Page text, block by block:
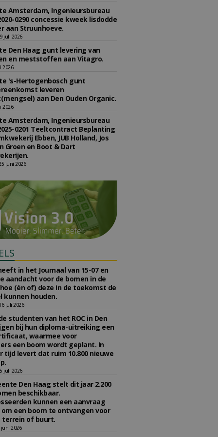
Amsterdam, Ingenieursbureau
0290 concessie kweek lisdodde
aan Struunhoeve.
juli 2026
Den Haag gunt levering van
en meststoffen aan Vitagro.
2026
's-Hertogenbosch gunt
leveren
aan Den Ouden Organic.
2026
Amsterdam, Ingenieursbureau
0201 Teeltcontract Beplanting
Ebben, JUB Holland, Jos
Groen en Boot & Dart
juni 2026
in het Journaal van 15-07 en
aandacht voor de bomen in de
(én of) deze in de toekomst de
kunnen houden.
juli 2026
studenten van het ROC in Den
bij hun diploma-uitreiking een
waarmee voor
een boom wordt geplant. In
tijd levert dat ruim 10.800 nieuwe
juli 2026
Den Haag stelt dit jaar 2.200
beschikbaar.
kunnen een aanvraag
een boom te ontvangen voor
terrein of buurt.
2026